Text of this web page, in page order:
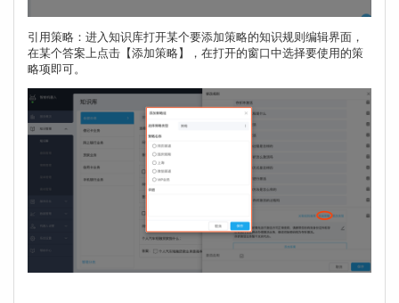
引用策略：进入知识库打开某个要添加策略的知识规则编辑界面，
在某个答案上点击【添加策略】，在打开的窗口中选择要使用的策
略项即可。